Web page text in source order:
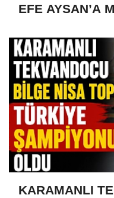
EFE AYSAN’A
KARAMANLI